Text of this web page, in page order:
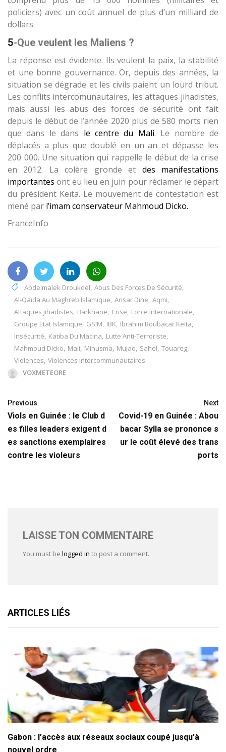
policiers) avec un coût annuel de plus d’un milliard de
dollars.
5-Que veulent les Maliens ?
La réponse est évidente. Ils veulent la paix, la stabilité
et une bonne gouvernance. Or, depuis des années, la
situation se dégrade et les civils paient un lourd tribut.
Les conflits intercomunautaires, les attaques jihadistes,
mais aussi les abus des forces de sécurité ont fait
depuis le début de l’année 2020 plus de 580 morts rien
que dans le dans le centre du Mali. Le nombre de
déplacés a plus que doublé en un an et dépasse les
200 000. Une situation qui rappelle le début de la crise
en 2012. La colère gronde et des manifestations
importantes ont eu lieu en juin pour réclamer le départ
du président Keïta. Le mouvement de contestation est
mené par l’imam conservateur Mahmoud Dicko.
FranceInfo
Abdelmalek Droukdel, Abus Des Forces De Sécurité,
Al-Qaïda Au Maghreb Islamique, Ansar Dine, Aqmi,
Attaques Jihadistes, Barkhane, Crise, Force Internationale,
Groupe Etat Islamique, GSIM, IBK, Ibrahim Boubacar Keïta,
Insécurité, Katiba Du Macina, Lutte Anti-Terroriste,
Mahmoud Dicko, Mali, Minusma, Mujao, Sahel, Touareg,
Violences, Violences Intercommunautaires
VOXMETEORE
Previous
Viols en Guinée : le Club d
es filles leaders exigent d
es sanctions exemplaires
contre les violeurs
Next
Covid-19 en Guinée : Abou
bacar Sylla se prononce s
ur le coût élevé des trans
ports
LAISSE TON COMMENTAIRE
You must be logged in to post a comment.
ARTICLES LIÉS
Gabon : l’accès aux réseaux sociaux coupé jusqu’à
nouvel ordre